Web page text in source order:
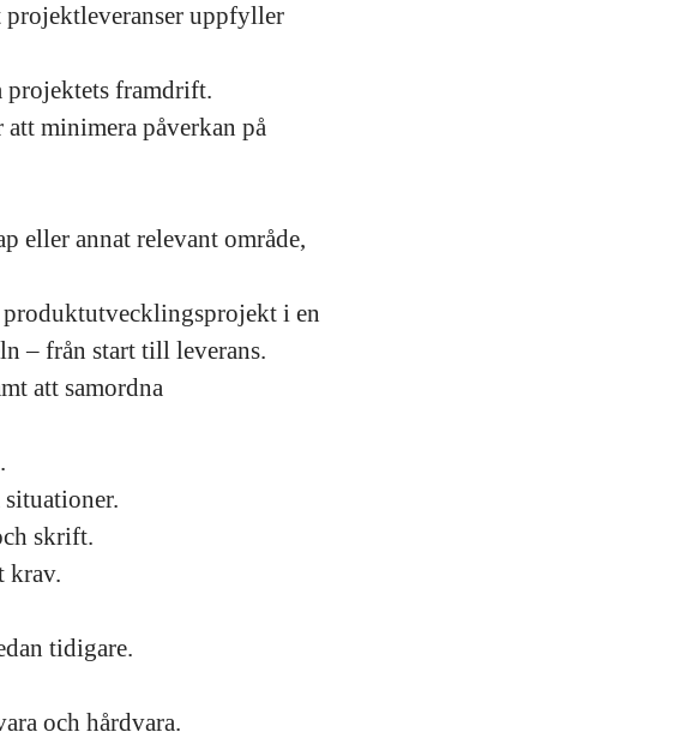
projektleveranser uppfyller
projektets framdrift.
minimera påverkan på
eller annat relevant område,
i en
– från start till leverans.
att samordna
situationer.
skrift.
krav.
tidigare.
och hårdvara.